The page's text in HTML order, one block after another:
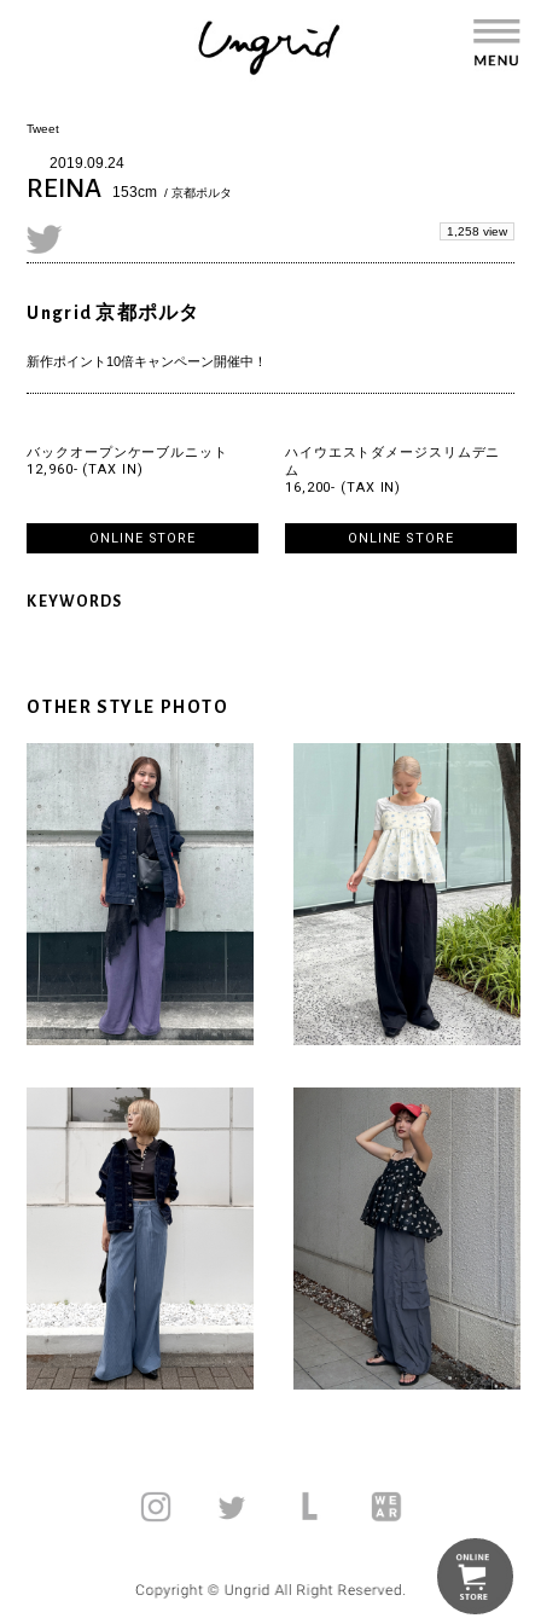
Tweet
2019.09.24
REINA 153cm / 京都ポルタ
1,258 view
Ungrid 京都ポルタ
新作ポイント10倍キャンペーン開催中！
バックオープンケーブルニット
12,960- (TAX IN)
ONLINE STORE
ハイウエストダメージスリムデニ
ム
16,200- (TAX IN)
ONLINE STORE
KEYWORDS
OTHER STYLE PHOTO